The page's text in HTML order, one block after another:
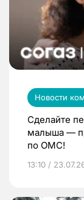
Новости
Сделайте
малыша —
по ОМС!
13:10 /